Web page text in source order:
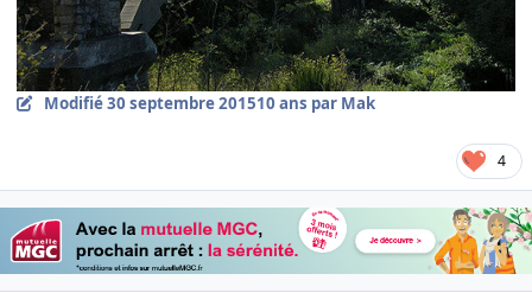
Modifié30 septembre 201510 ans par Mak
4